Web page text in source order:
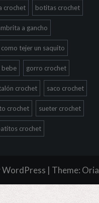
crochet botitas crochet
a gancho
como tejer un saquito
bebe gorro crochet
crochet saco crochet
crochet sueter crochet
crochet
WordPress | Theme: Oria